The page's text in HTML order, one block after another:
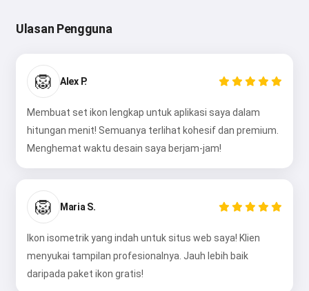
Ulasan Pengguna
🦁 Alex P.
Membuat set ikon lengkap untuk aplikasi saya dalam
hitungan menit! Semuanya terlihat kohesif dan premium.
Menghemat waktu desain saya berjam-jam!
🦁 Maria S.
Ikon isometrik yang indah untuk situs web saya! Klien
menyukai tampilan profesionalnya. Jauh lebih baik
daripada paket ikon gratis!